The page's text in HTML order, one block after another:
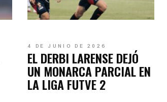
4 DE JUNIO DE 2026
EL DERBI LARENSE DEJÓ
UN MONARCA PARCIAL EN
LA LIGA FUTVE 2